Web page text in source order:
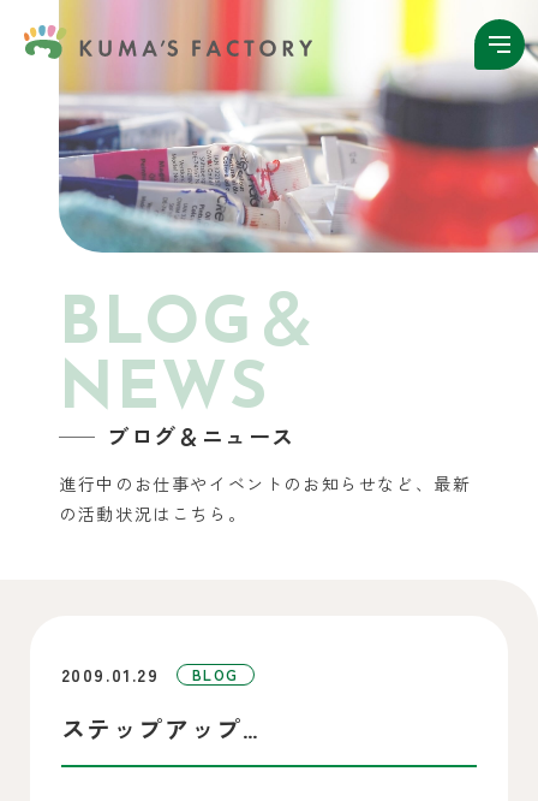
BLOG＆
NEWS
ブログ＆ニュース
進行中のお仕事やイベントのお知らせなど、 最新
の活動状況はこちら。
2009.01.29 BLOG
ステップアップ…